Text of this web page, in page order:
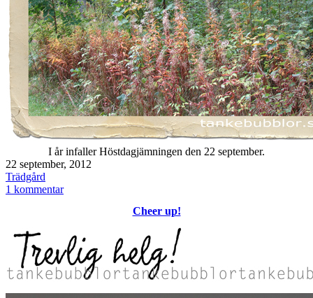
I år infaller Höstdagjämningen den 22 september.
Publicerat
den
22 september, 2012
Kategoriserat
som
Trädgård
1 kommentartill
Cheer up!